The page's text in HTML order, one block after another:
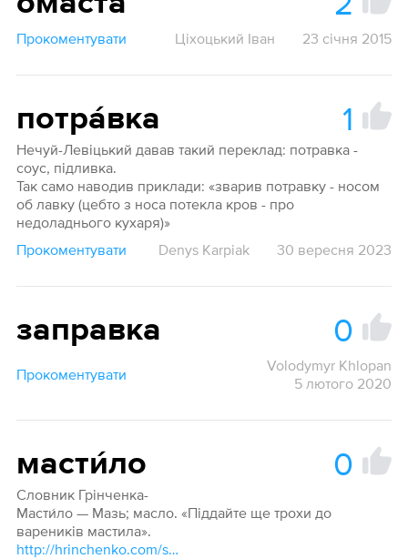
Прокоментувати Ціхоцький Іван 23 січня 2015
потра́вка 1
Нечуй-Левіцький давав такий переклад: потравка -
соус, підливка.
Так само наводив приклади: «зварив потравку - носом
об лавку (цебто з носа потекла кров - про
недоладнього кухаря)»
Прокоментувати
Denys Karpiak 30 вересня 2023
заправка 0
Прокоментувати
Volodymyr Khlopan
5 лютого 2020
масти́ло 0
Словник Грінченка-
Масти́ло — Мазь; масло. «Піддайте ще трохи до
вареників мастила».
http://hrinchenko.com/slovar/znachenie-slova/27793-mastylo.html#show_point